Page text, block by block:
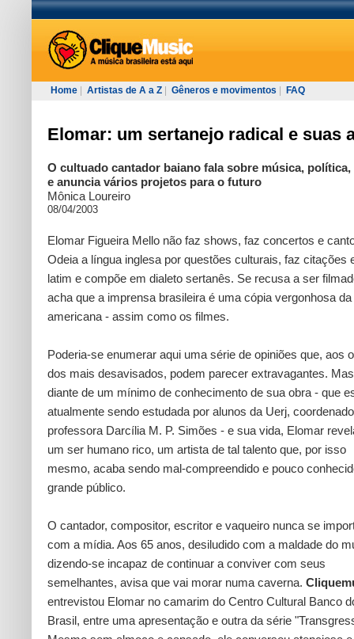
Home Artistas de A a Z Gêneros e movimentos FAQ
Elomar: um sertanejo radical e suas
O cultuado cantador baiano fala sobre música, política,
e anuncia vários projetos para o futuro
Mônica Loureiro
08/04/2003
Elomar Figueira Mello não faz shows, faz concertos e
Odeia a língua inglesa por questões culturais, faz citações
latim e compõe em dialeto sertanês. Se recusa a ser
acha que a imprensa brasileira é uma cópia vergonhosa da
americana - assim como os filmes.
Poderia-se enumerar aqui uma série de opiniões que, aos
dos mais desavisados, podem parecer extravagantes. Mas
diante de um mínimo de conhecimento de sua obra - que
atualmente sendo estudada por alunos da Uerj,
professora Darcília M. P. Simões - e sua vida, Elomar
um ser humano rico, um artista de tal talento que, por isso
mesmo, acaba sendo mal-compreendido e pouco
grande público.
O cantador, compositor, escritor e vaqueiro nunca se
com a mídia. Aos 65 anos, desiludido com a maldade do
dizendo-se incapaz de continuar a conviver com seus
semelhantes, avisa que vai morar numa caverna.
entrevistou Elomar no camarim do Centro Cultural Banco
Brasil, entre uma apresentação e outra da série